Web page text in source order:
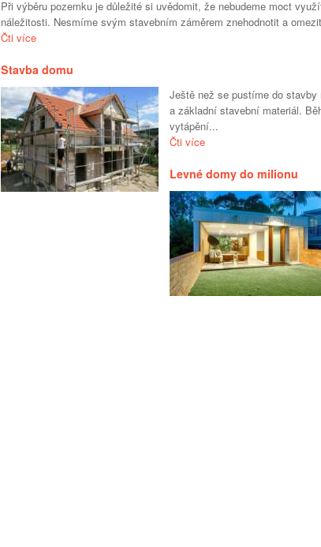
Při výběru pozemku je důležité si uvědomit, že nebudeme moct
náležitosti. Nesmíme svým stavebním záměrem znehodnotit a
Čti více
Stavba domu
Ještě než se pustíme do
a základní stavební materiál.
vytápění...
Čti více
Levné domy do milionu